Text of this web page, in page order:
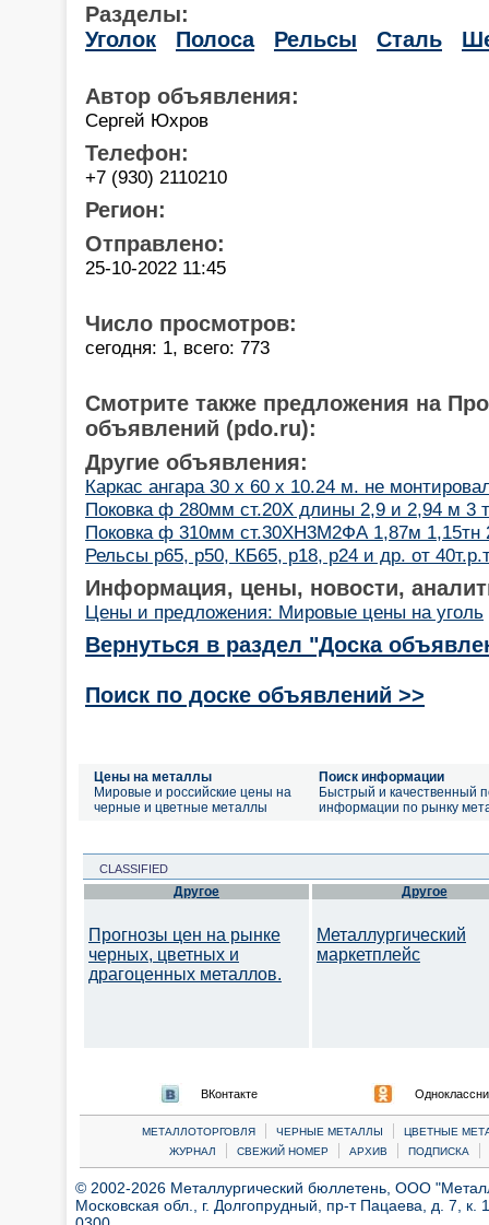
Разделы:
Уголок
Полоса Рельсы Сталь
Автор объявления:
Сергей Юхров
Телефон:
+7 (930) 2110210
Регион:
Отправлено:
25-10-2022 11:45
Число просмотров:
сегодня: 1, всего: 773
Смотрите также предложения на
объявлений (pdo.ru):
Другие объявления:
Каркас ангара 30 х 60 х 10.24 м. не
Поковка ф 280мм ст.20Х длины 2,9 и 2,94 м 3
Поковка ф 310мм ст.30ХН3М2ФА 1,87м 1,15тн
Рельсы р65, р50, КБ65, р18, р24 и др. от
Информация, цены, новости,
Цены и предложения: Мировые цены на уголь
Вернуться в раздел "Доска
Поиск по доске объявлений >>
Цены на металлы
Мировые и российские цены на
черные и цветные металлы
Поиск информации
Быстрый и качественный
информации по рынку
CLASSIFIED
Другое
Прогнозы цен на рынке
черных, цветных и
драгоценных металлов.
Другое
Металлургический
маркетплейс
ВКонтакте
МЕТАЛЛОТОРГОВЛЯ | ЧЕРНЫЕ МЕТАЛЛЫ |
ЦВЕТНЫЕ
ЖУРНАЛ
| СВЕЖИЙ НОМЕР | АРХИВ | ПОДПИСКА |
© 2002-2026 Металлургический бюллетень, ООО
Московская обл., г. Долгопрудный, пр-т Пацаева, д. 7,